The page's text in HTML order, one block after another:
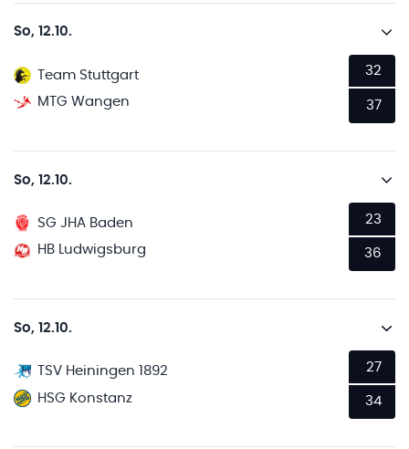
So, 12.10.
Team Stuttgart
MTG Wangen
32
37
So, 12.10.
SG JHA Baden
HB Ludwigsburg
23
36
So, 12.10.
TSV Heiningen 1892
HSG Konstanz
27
34